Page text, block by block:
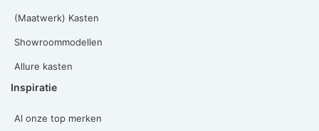
(Maatwerk) Kasten
Showroommodellen
Allure kasten
Inspiratie
Al onze top merken